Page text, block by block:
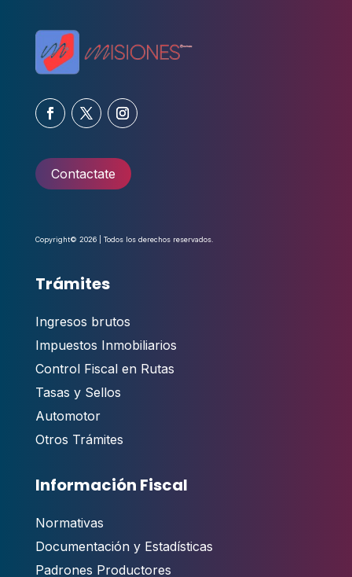
Contactate
Copyright© 2026 | Todos los derechos reservados.
Trámites
Ingresos brutos
Impuestos Inmobiliarios
Control Fiscal en Rutas
Tasas y Sellos
Automotor
Otros Trámites
Información Fiscal
Normativas
Documentación y Estadísticas
Padrones Productores